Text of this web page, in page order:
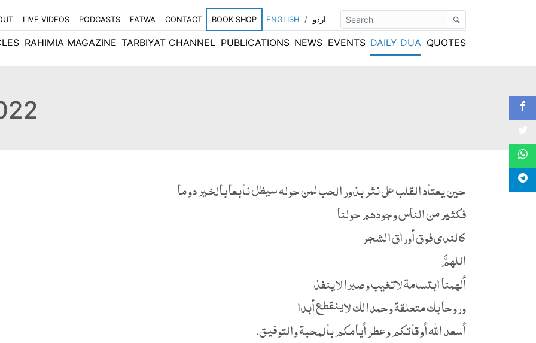
LIVE VIDEOS PODCASTS FATWA CONTACT BOOK SHOP ENGLISH / اردو
RAHIMIA MAGAZINE TARBIYAT CHANNEL PUBLICATIONS NEWS EVENTS DAILY DUA QUOTES
حين يعتاد القلب على نثر بذور الحب لمن حوله سيظل نابعا بالخير دوما
فكثير من الناس وجودهم حولنا
كالندى فوق أوراق الشجر
اللهمَّ
ألهمنا ابتسامة لاتغيب وصبرا لاينفذ
وروحا بك متعلقة وحمدا لك لاينقطع أبدا
أسعد الله أوقاتكم وعطر أيامكم بالمحبة والتوفيق.